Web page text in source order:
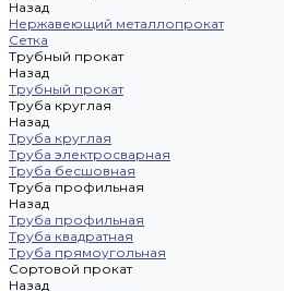
Назад
Нержавеющий металлопрокат
Сетка
Трубный прокат
Назад
Трубный прокат
Труба круглая
Назад
Труба круглая
Труба электросварная
Труба бесшовная
Труба профильная
Назад
Труба профильная
Труба квадратная
Труба прямоугольная
Сортовой прокат
Назад